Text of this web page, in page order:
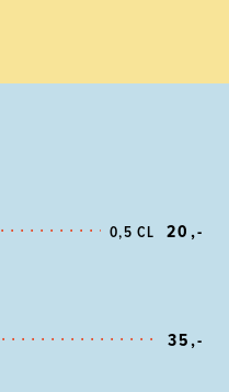
0,5 CL 20,-
35,-